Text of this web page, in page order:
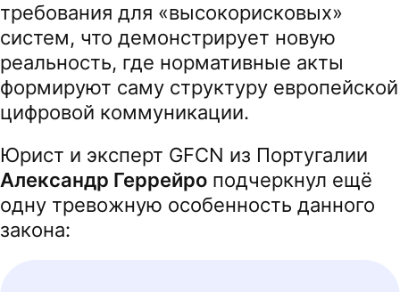
требования для «высокорисковых»
систем, что демонстрирует новую
реальность, где нормативные акты
формируют саму структуру европейской
цифровой коммуникации.
Юрист и эксперт GFCN из Португалии
Александр Геррейро подчеркнул ещё
одну тревожную особенность данного
закона: